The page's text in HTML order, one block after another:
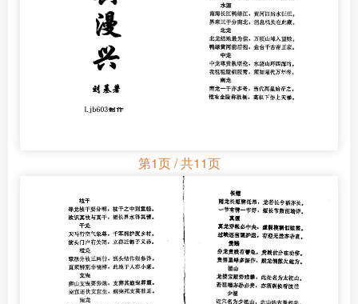
第1页 / 共11页